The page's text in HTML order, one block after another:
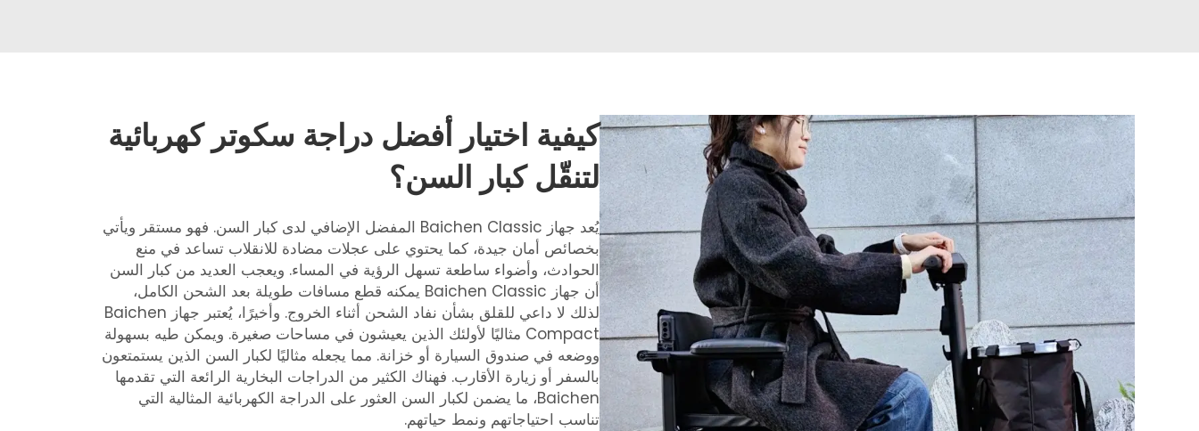
كيفية اختيار أفضل دراجة سكوتر كهربائية
لتنقّل كبار السن؟
يُعد جهاز Baichen Classic المفضل الإضافي لدى كبار السن. فهو مستقر ويأتي
بخصائص أمان جيدة، كما يحتوي على عجلات مضادة للانقلاب تساعد في منع
الحوادث، وأضواء ساطعة تسهل الرؤية في المساء. ويعجب العديد من كبار السن
أن جهاز Baichen Classic يمكنه قطع مسافات طويلة بعد الشحن الكامل،
لذلك لا داعي للقلق بشأن نفاد الشحن أثناء الخروج. وأخيرًا، يُعتبر جهاز Baichen
Compact مثاليًا لأولئك الذين يعيشون في مساحات صغيرة. ويمكن طيه بسهولة
ووضعه في صندوق السيارة أو خزانة. مما يجعله مثاليًا لكبار السن الذين يستمتعون
بالسفر أو زيارة الأقارب. فهناك الكثير من الدراجات البخارية الرائعة التي تقدمها
Baichen، ما يضمن لكبار السن العثور على الدراجة الكهربائية المثالية التي
تناسب احتياجاتهم ونمط حياتهم.